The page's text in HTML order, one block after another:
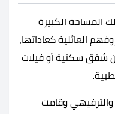
المساحة الكبيرة
العائلية كعاداتها،
شقق سكنية أو فيلات
والترفيهي وقامت